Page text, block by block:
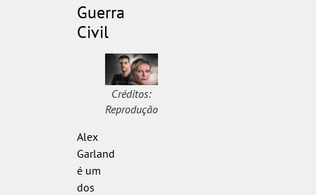
Guerra
Civil
Créditos:
Reprodução
Alex
Garland
é um
dos